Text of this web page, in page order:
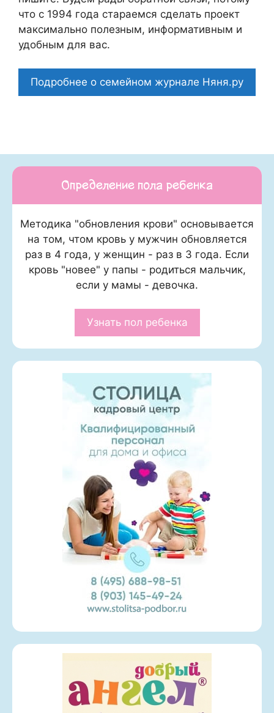
что c 1994 года стараемся сделать проект
максимально полезным, информативным и
удобным для вас.
Подробнее о семейном журнале Няня.ру
Определение пола ребенка
Методика "обновления крови" основывается
на том, чтом кровь у мужчин обновляется
раз в 4 года, у женщин - раз в 3 года. Если
кровь "новее" у папы - родиться мальчик,
если у мамы - девочка.
Узнать пол ребенка